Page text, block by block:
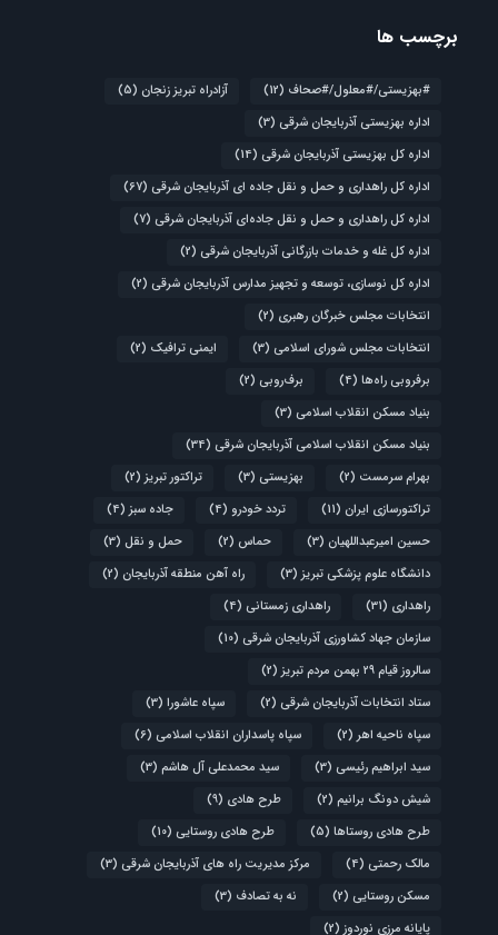
برچسب ها
#بهزیستی/#معلول/#صحاف (12) آزادراه تبریز زنجان (5)
اداره بهزیستی آذربایجان شرقی (3)
اداره کل بهزیستی آذربایجان شرقی (14)
اداره کل راهداری و حمل و نقل جاده ای آذربایجان شرقی (67)
اداره کل راهداری و حمل و نقل جاده‌ای آذربایجان شرقی (7)
اداره کل غله و خدمات بازرگانی آذربایجان شرقی (2)
اداره کل نوسازی، توسعه و تجهیز مدارس آذربایجان شرقی (2)
انتخابات مجلس خبرگان رهبری (2)
انتخابات مجلس شورای اسلامی (3) ایمنی ترافیک (2)
برفروبی راه‌ها (4) برف‌روبی (2)
بنیاد مسکن انقلاب اسلامی (3)
بنیاد مسکن انقلاب اسلامی آذربایجان شرقی (34)
بهرام سرمست (2) بهزیستی (3) تراکتور تبریز (2)
تراکتورسازی ایران (11) تردد خودرو (4) جاده سبز (4)
حسین امیرعبداللهیان (3) حماس (2) حمل و نقل (3)
دانشگاه علوم پزشکی تبریز (3) راه آهن منطقه آذربایجان (2)
راهداری (31) راهداری زمستانی (4)
سازمان جهاد کشاورزی آذربایجان شرقی (10)
سالروز قیام ۲۹ بهمن مردم تبریز
(2)
ستاد انتخابات آذربایجان شرقی (2) سپاه عاشورا (3)
سپاه ناحیه اهر (2) سپاه پاسداران انقلاب اسلامی (6)
سید ابراهیم رئیسی (3) سید محمدعلی آل هاشم (3)
شیش دونگ برانیم (2) طرح هادی (9)
طرح هادی روستاها (5) طرح هادی روستایی (10)
مالک رحمتی (4) مرکز مدیریت راه های آذربایجان شرقی (3)
مسکن روستایی (2) نه به تصادف (3)
پایانه مرزی نوردوز (2)